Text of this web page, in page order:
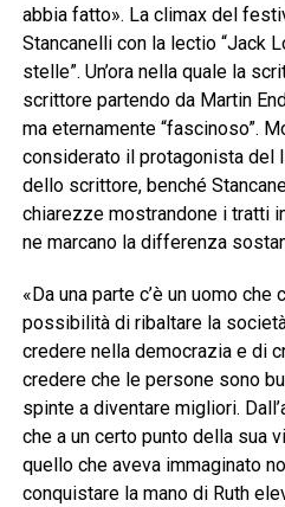
abbia fatto». La climax del
Stancanelli con la lectio “Jack
stelle”. Un’ora nella quale la
scrittore partendo da Martin
ma eternamente “fascinoso”.
considerato il protagonista del
dello scrittore, benché
chiarezze mostrandone i tratti
ne marcano la differenza
«Da una parte c’è un uomo
possibilità di ribaltare la
credere nella democrazia e di
credere che le persone sono
spinte a diventare migliori.
che a un certo punto della sua
quello che aveva immaginato
conquistare la mano di Ruth